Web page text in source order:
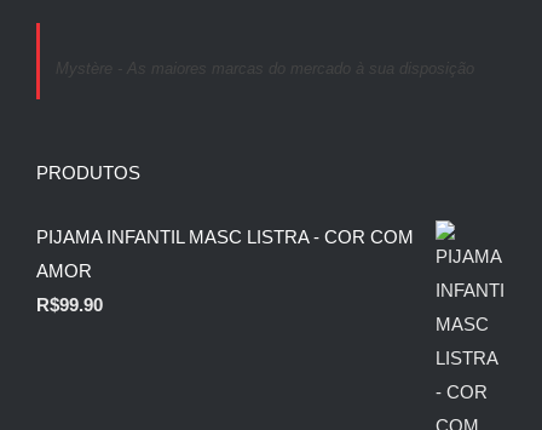
Mystère - As maiores marcas do mercado à sua disposição
PRODUTOS
PIJAMA INFANTIL MASC LISTRA - COR COM
AMOR
R$99.90